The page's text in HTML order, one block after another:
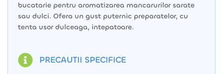
bucatarie pentru aromatizarea mancarurilor sarate
sau dulci. Ofera un gust puternic preparatelor, cu
tenta usor dulceaga, intepatoare.
PRECAUTII SPECIFICE